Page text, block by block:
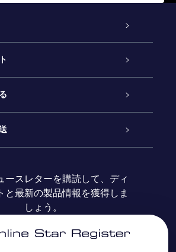
ービス
フト
ック
カード
されたStar Page
する情報
情報
ースレターを購読して、ディ
と最新の製品情報を獲得しま
しょう。